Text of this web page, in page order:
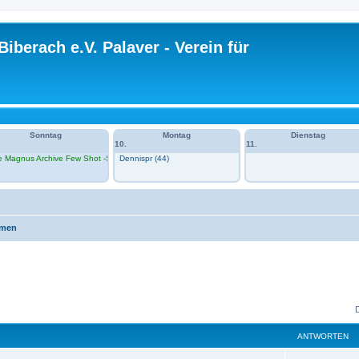
e.V. Palaver - Verein für
Sonntag
Magnus Archive Few Shot -Session 1 im VH
Montag
10.
Dennispr (44)
Dienstag
11.
ANTWORTEN